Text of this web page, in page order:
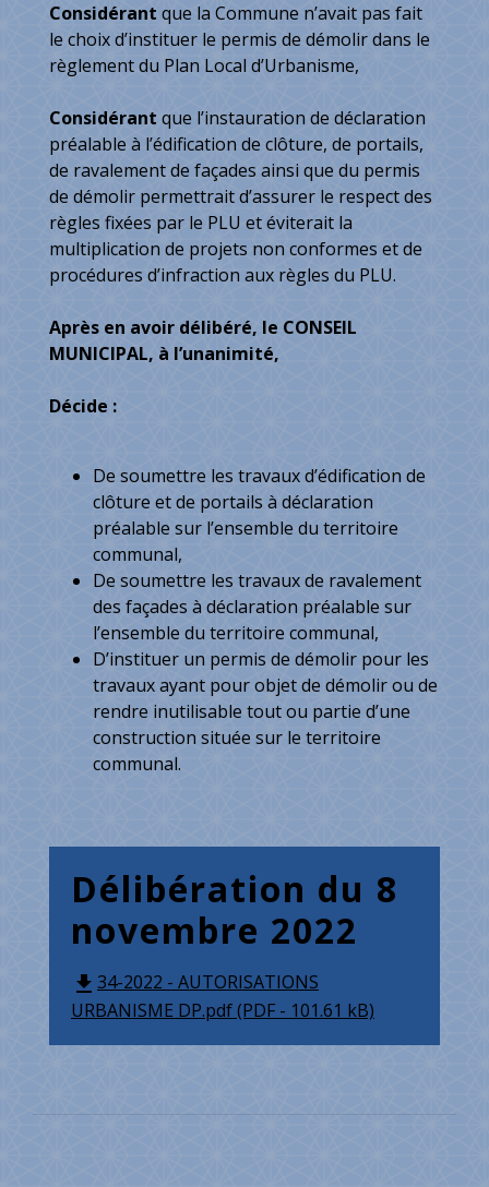
Considérant que la Commune n’avait pas fait
le choix d’instituer le permis de démolir dans le
règlement du Plan Local d’Urbanisme,
Considérant que l’instauration de déclaration
préalable à l’édification de clôture, de portails,
de ravalement de façades ainsi que du permis
de démolir permettrait d’assurer le respect des
règles fixées par le PLU et éviterait la
multiplication de projets non conformes et de
procédures d’infraction aux règles du PLU.
Après en avoir délibéré, le CONSEIL
MUNICIPAL, à l’unanimité,
Décide :
De soumettre les travaux d’édification de
clôture et de portails à déclaration
préalable sur l’ensemble du territoire
communal,
De soumettre les travaux de ravalement
des façades à déclaration préalable sur
l’ensemble du territoire communal,
D’instituer un permis de démolir pour les
travaux ayant pour objet de démolir ou de
rendre inutilisable tout ou partie d’une
construction située sur le territoire
communal.
Délibération du 8
novembre 2022
file_download 34-2022 - AUTORISATIONS
URBANISME DP.pdf (PDF - 101.61 kB)